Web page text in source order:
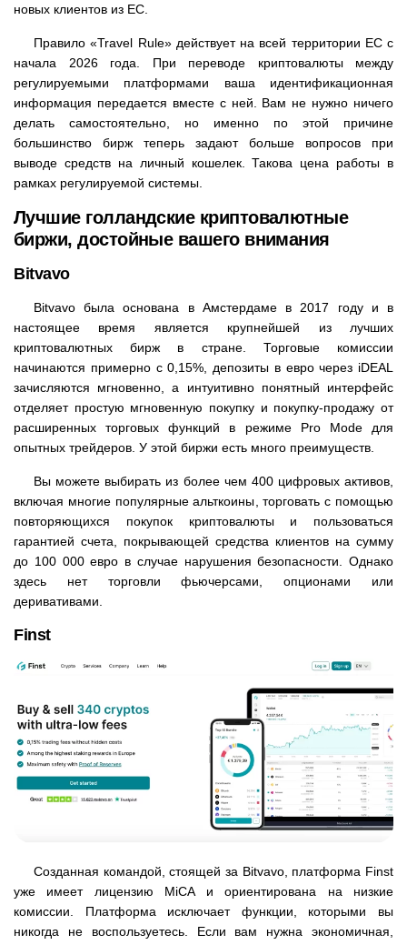
новых клиентов из ЕС.
Правило «Travel Rule» действует на всей территории ЕС с
начала 2026 года. При переводе криптовалюты между
регулируемыми платформами ваша идентификационная
информация передается вместе с ней. Вам не нужно ничего
делать самостоятельно, но именно по этой причине
большинство бирж теперь задают больше вопросов при
выводе средств на личный кошелек. Такова цена работы в
рамках регулируемой системы.
Лучшие голландские криптовалютные
биржи, достойные вашего внимания
Bitvavo
Bitvavo была основана в Амстердаме в 2017 году и в
настоящее время является крупнейшей из лучших
криптовалютных бирж в стране. Торговые комиссии
начинаются примерно с 0,15%, депозиты в евро через iDEAL
зачисляются мгновенно, а интуитивно понятный интерфейс
отделяет простую мгновенную покупку и покупку-продажу от
расширенных торговых функций в режиме Pro Mode для
опытных трейдеров. У этой биржи есть много преимуществ.
Вы можете выбирать из более чем 400 цифровых активов,
включая многие популярные альткоины, торговать с помощью
повторяющихся покупок криптовалюты и пользоваться
гарантией счета, покрывающей средства клиентов на сумму
до 100 000 евро в случае нарушения безопасности. Однако
здесь нет торговли фьючерсами, опционами или
деривативами.
Finst
Созданная командой, стоящей за Bitvavo, платформа Finst
уже имеет лицензию MiCA и ориентирована на низкие
комиссии. Платформа исключает функции, которыми вы
никогда не воспользуетесь. Если вам нужна экономичная,